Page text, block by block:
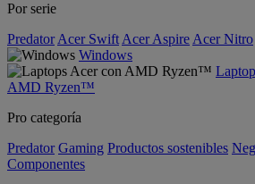
Por serie
Predator Acer Swift Acer Aspire Acer Nitro
Windows
AMD Ryzen™
Pro categoría
Predator Gaming Productos sostenibles
Componentes